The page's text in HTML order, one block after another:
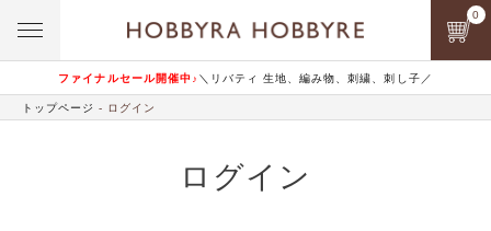
ファイナルセール開催中♪ ＼リバティ 生地、編み物、刺繍、刺し子／
0
トップページ ログイン
ログイン